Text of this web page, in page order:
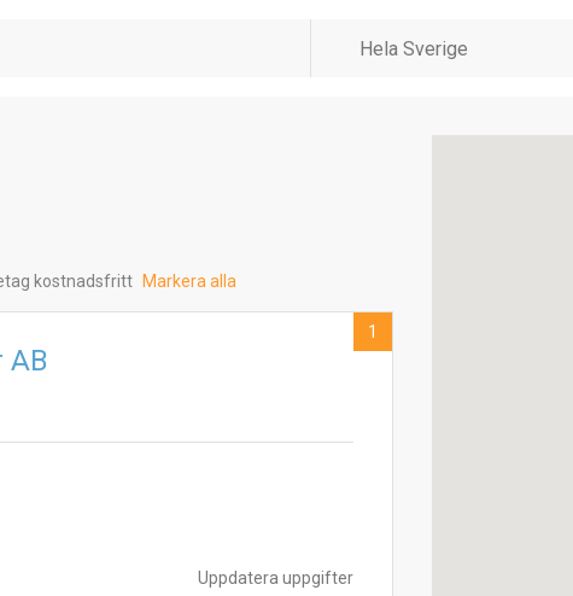
kostnadsfritt Markera alla
Uppdatera uppgifter
AB
1